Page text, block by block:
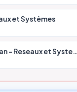
et Systèmes
Administration Avancee Debian -